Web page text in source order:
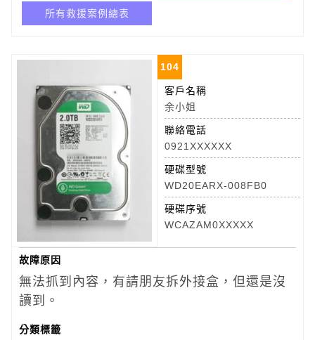
所有救援案例總表
104
客戶名稱
余小姐
聯絡電話
0921XXXXXX
硬碟型號
WD20EARX-008FB0
硬碟序號
WCAZAM0XXXXX
故障原因
無法抓到內容，有請朋友拆外接盒，但還是沒
讀到。
分類標籤